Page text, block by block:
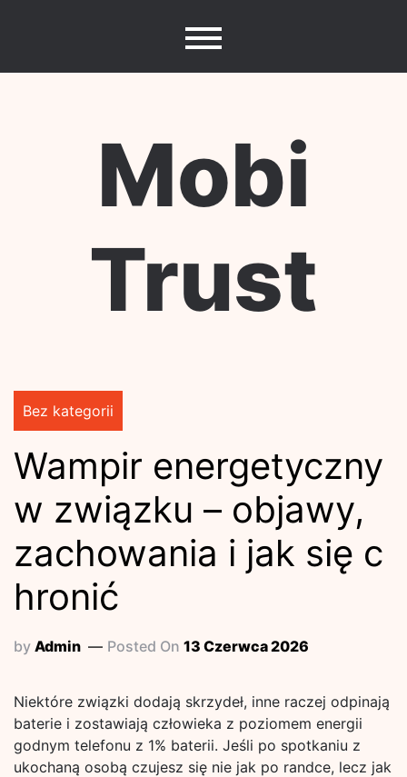
Mobi
Trust
Bez kategorii
Wampir energetyczny
w związku – objawy,
zachowania i jak się c
hronić
by Admin Posted On 13 Czerwca 2026
Niektóre związki dodają skrzydeł, inne raczej odpinają
baterie i zostawiają człowieka z poziomem energii
godnym telefonu z 1% baterii. Jeśli po spotkaniu z
ukochaną osobą czujesz się nie jak po randce, lecz jak